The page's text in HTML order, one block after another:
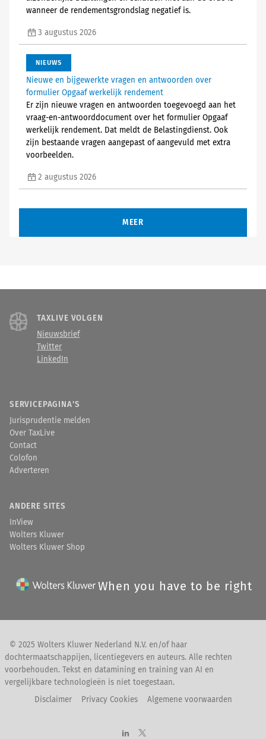
wanneer de rendementsgrondslag negatief is.
3 augustus 2026
NIEUWS
Nieuwe en bijgewerkte vragen en antwoorden over
formulier Opgaaf werkelijk rendement
Er zijn nieuwe vragen en antwoorden toegevoegd aan het
vraag-en-antwoorddocument over het formulier Opgaaf
werkelijk rendement. Dat meldt de Belastingdienst. Ook
zijn bestaande vragen aangepast of aangevuld met extra
voorbeelden.
2 augustus 2026
MEER
TAXLIVE VOLGEN
Nieuwsbrief
Twitter
LinkedIn
SERVICEPAGINA'S
Jurisprudentie melden
Over TaxLive
Contact
Colofon
Adverteren
ANDERE SITES
InView
Wolters Kluwer
Wolters Kluwer Shop
When you have to be right
© 2025 Wolters Kluwer Nederland N.V. en/of haar
dochtermaatschappijen, licentiegevers en auteurs. Alle rechten
voorbehouden. Tekst en datamining en training van AI en
vergelijkbare technologieën is niet toegestaan.
Disclaimer
Privacy Cookies Algemene voorwaarden